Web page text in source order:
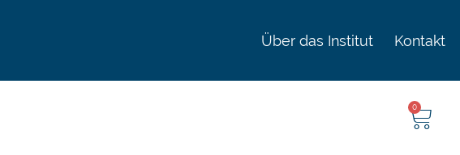
Über das Institut Kontakt
0